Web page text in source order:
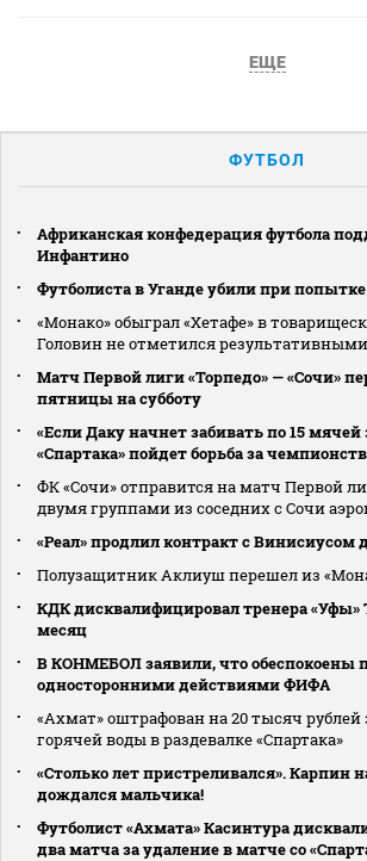
ЕЩЕ
ФУТБОЛ
Африканская конфедерация футбола
Инфантино
Футболиста в Уганде убили при
«Монако» обыграл «Хетафе» в
Головин не отметился
Матч Первой лиги «Торпедо» — «Сочи»
пятницы на субботу
«Если Даку начнет забивать по 15 мячей
«Спартака» пойдет борьба за
ФК «Сочи» отправится на матч Первой
двумя группами из соседних с Сочи
«Реал» продлил контракт с Винисиусом
Полузащитник Аклиуш перешел из
КДК дисквалифицировал тренера «Уфы»
месяц
В КОНМЕБОЛ заявили, что обеспокоены
односторонними действиями ФИФА
«Ахмат» оштрафован на 20 тысяч рублей
горячей воды в раздевалке «Спартака»
«Столько лет пристреливался». Карпин
дождался мальчика!
Футболист «Ахмата» Касинтура
два матча за удаление в матче со